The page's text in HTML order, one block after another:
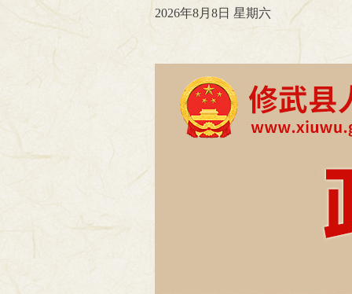
2026年8月8日 星期六